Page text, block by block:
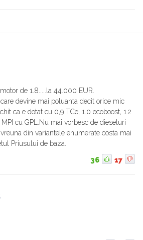
de 1.8.....la 44.000 EUR.
devine mai poluanta decit orice mic
ca e dotat cu 0,9 TCe, 1.0 ecoboost, 1.2
MPI cu GPL.Nu mai vorbesc de dieseluri
din variantele enumerate costa mai
Priusului de baza.
36 17